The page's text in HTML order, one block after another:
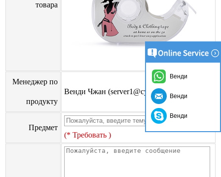
товара
Менеджер по
продукту
Венди Чжан (server1@cyangguang.cn)
Предмет
(* Требовать )
Венди
Венди
Венди